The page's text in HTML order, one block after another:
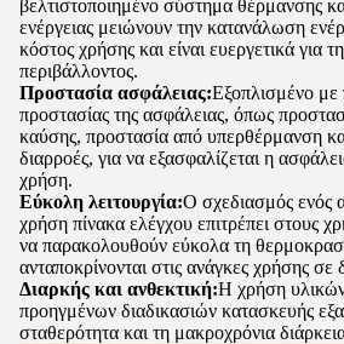
βελτιστοποιημένο σύστημα θέρμανσης
ενέργειας μειώνουν την κατανάλωση
κόστος χρήσης και είναι ευεργετικά για
περιβάλλοντος.
Προστασία ασφάλειας:Εξοπλισμένο
προστασίας της ασφάλειας, όπως
καύσης, προστασία από υπερθέρμανση
διαρροές, για να εξασφαλίζεται η
χρήση.
Εύκολη λειτουργία:Ο σχεδιασμός ενός
χρήση πίνακα ελέγχου επιτρέπει στους
να παρακολουθούν εύκολα τη
ανταποκρίνονται στις ανάγκες χρήσης σε
Διαρκής και ανθεκτική:Η χρήση υλικών
προηγμένων διαδικασιών κατασκευής
σταθερότητα και τη μακροχρόνια